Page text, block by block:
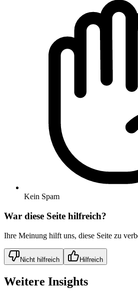
Kein Spam
War diese Seite hilfreich?
Ihre Meinung hilft uns, diese Seite zu
Nicht hilfreich Hilfreich
Weitere Insights